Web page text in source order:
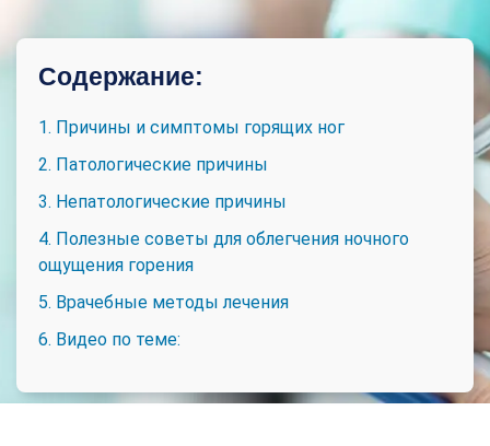
Содержание:
1. Причины и симптомы горящих ног
2. Патологические причины
3. Непатологические причины
4. Полезные советы для облегчения ночного
ощущения горения
5. Врачебные методы лечения
6. Видео по теме: